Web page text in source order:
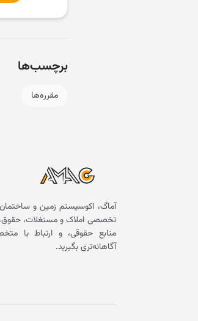
برچسب‌ها
مقرره‌ها
آماگ، اکوسیستم زمین و
تخصصی املاک و مستغلات، حقوق،
منابع حقوقی، و ارتباط با
آگاهانه‌تری بگیرید.